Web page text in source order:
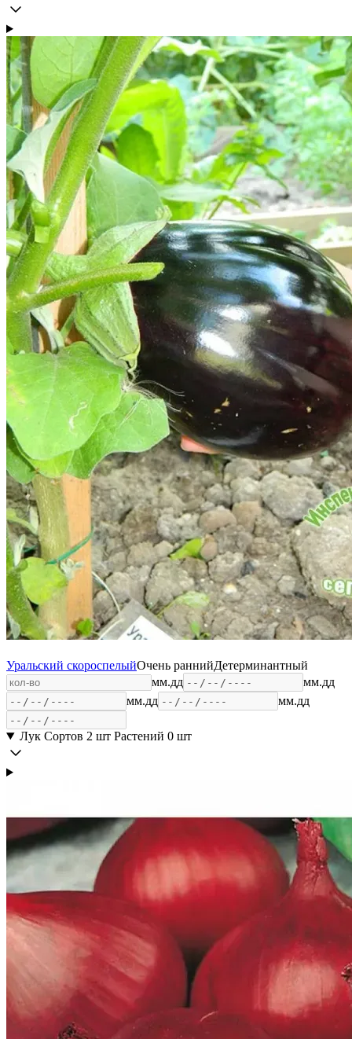
Уральский скороспелыйОчень раннийДетерминантный
мм.дд
мм.дд
мм.дд
мм.дд
ЛукСортов 2 шт Растений 0 шт